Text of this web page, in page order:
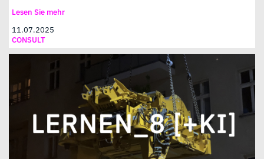
Lesen Sie mehr
11.07.2025
CONSULT